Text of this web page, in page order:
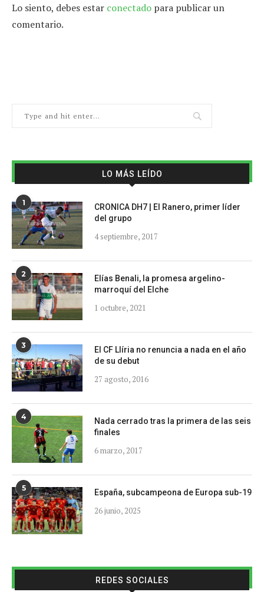
Lo siento, debes estar conectado para publicar un
comentario.
LO MÁS LEÍDO
1
CRONICA DH7 | El Ranero, primer líder
del grupo
4 septiembre, 2017
2
Elías Benali, la promesa argelino-
marroquí del Elche
1 octubre, 2021
3
El CF Llíria no renuncia a nada en el año
de su debut
27 agosto, 2016
4
Nada cerrado tras la primera de las seis
finales
6 marzo, 2017
5 España, subcampeona de Europa sub-19
26 junio, 2025
REDES SOCIALES